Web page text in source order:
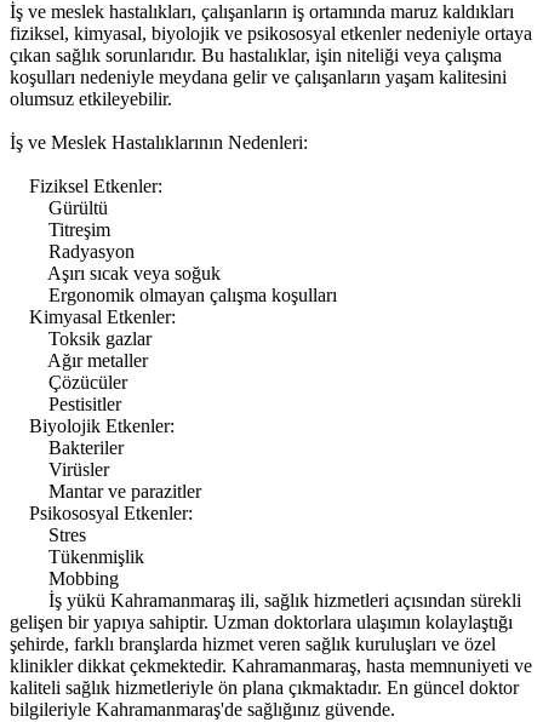
İş ve meslek hastalıkları, çalışanların iş ortamında maruz kaldıkları
fiziksel, kimyasal, biyolojik ve psikososyal etkenler nedeniyle ortaya
çıkan sağlık sorunlarıdır. Bu hastalıklar, işin niteliği veya çalışma
koşulları nedeniyle meydana gelir ve çalışanların yaşam kalitesini
olumsuz etkileyebilir.
İş ve Meslek Hastalıklarının Nedenleri:
Fiziksel Etkenler:
Gürültü
Titreşim
Radyasyon
Aşırı sıcak veya soğuk
Ergonomik olmayan çalışma koşulları
Kimyasal Etkenler:
Toksik gazlar
Ağır metaller
Çözücüler
Pestisitler
Biyolojik Etkenler:
Bakteriler
Virüsler
Mantar ve parazitler
Psikososyal Etkenler:
Stres
Tükenmişlik
Mobbing
İş yükü Kahramanmaraş ili, sağlık hizmetleri açısından sürekli
gelişen bir yapıya sahiptir. Uzman doktorlara ulaşımın kolaylaştığı
şehirde, farklı branşlarda hizmet veren sağlık kuruluşları ve özel
klinikler dikkat çekmektedir. Kahramanmaraş, hasta memnuniyeti ve
kaliteli sağlık hizmetleriyle ön plana çıkmaktadır. En güncel doktor
bilgileriyle Kahramanmaraş'de sağlığınız güvende.